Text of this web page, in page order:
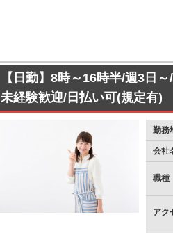
【日勤】8時～16時半/週3日
未経験歓迎/日払い可(規定有)
勤務
会社
職種
アク